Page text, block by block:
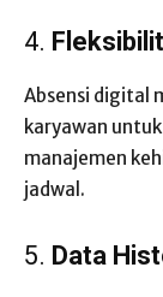
4.
Absensi digital
karyawan
manajemen
jadwal.
5. Data